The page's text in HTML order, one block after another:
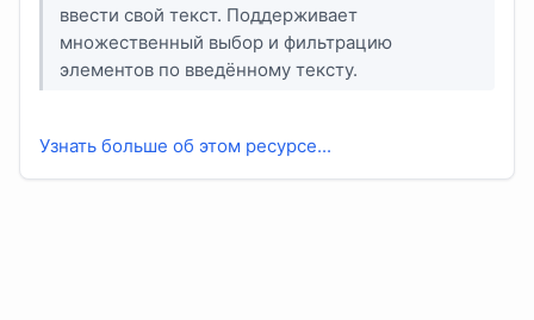
ввести свой текст. Поддерживает
множественный выбор и фильтрацию
элементов по введённому тексту.
Узнать больше об этом ресурсе...